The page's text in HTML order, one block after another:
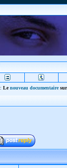
Webmaster : Editez